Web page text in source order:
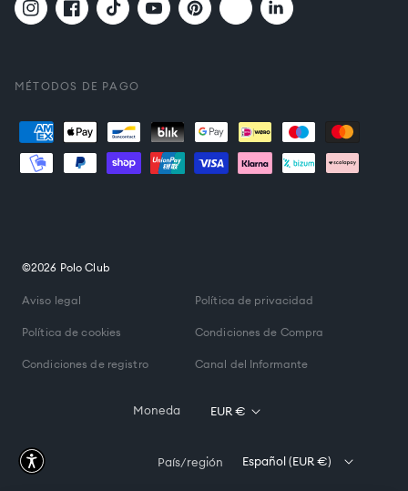
InstagramFacebookTikTok YouTubePinterest Twitter Translation
MÉTODOS DE PAGO
Formas
de
pago
©2026 Polo Club
Aviso legal Política de privacidad
Política de cookies Condiciones de Compra
Condiciones de registro Canal del Informante
Moneda EUR €
País/región Español (EUR €)